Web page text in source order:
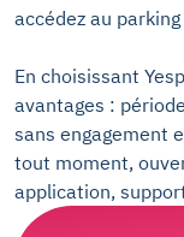
accédez au
En choisissant
avantages :
sans engagement
tout moment,
application,